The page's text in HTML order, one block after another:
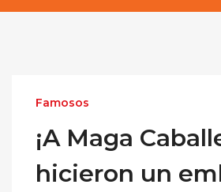
Famosos
¡A Maga
hicieron un